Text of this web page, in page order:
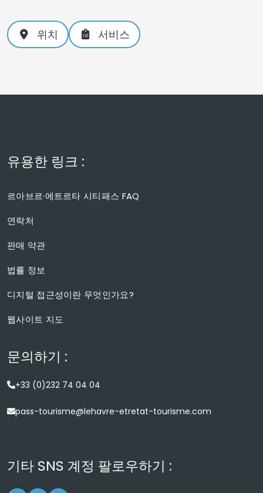
위치 서비스
유용한 링크 :
르아브르·에트르타 시티패스 FAQ
연락처
판매 약관
법률 정보
디지털 접근성이란 무엇인가요?
웹사이트 지도
문의하기 :
+33 (0)232 74 04 04
pass-tourisme@lehavre-etretat-tourisme.com
기타 SNS 계정 팔로우하기 :